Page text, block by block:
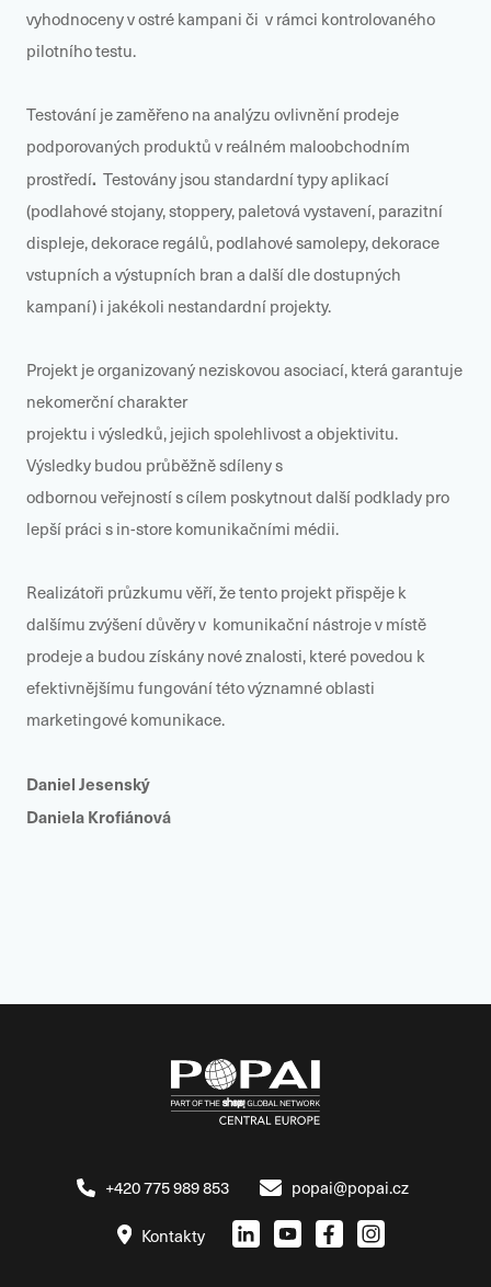
vyhodnoceny v ostré kampani či v rámci kontrolovaného
pilotního testu.
Testování je zaměřeno na analýzu ovlivnění prodeje
podporovaných produktů v reálném maloobchodním
prostředí. Testovány jsou standardní typy aplikací
(podlahové stojany, stoppery, paletová vystavení, parazitní
displeje, dekorace regálů, podlahové samolepy, dekorace
vstupních a výstupních bran a další dle dostupných
kampaní) i jakékoli nestandardní projekty.
Projekt je organizovaný neziskovou asociací, která garantuje
nekomerční charakter
projektu i výsledků, jejich spolehlivost a objektivitu.
Výsledky budou průběžně sdíleny s
odbornou veřejností s cílem poskytnout další podklady pro
lepší práci s in-store komunikačními médii.
Realizátoři průzkumu věří, že tento projekt přispěje k
dalšímu zvýšení důvěry v komunikační nástroje v místě
prodeje a budou získány nové znalosti, které povedou k
efektivnějšímu fungování této významné oblasti
marketingové komunikace.
Daniel Jesenský
Daniela Krofiánová
+420 775 989 853 popai@popai.cz
Kontakty